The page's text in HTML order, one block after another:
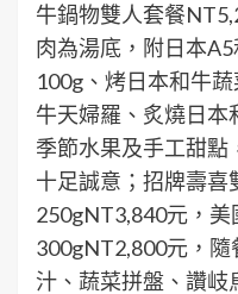
牛鍋物雙人套餐
肉為湯底，附日本
100g、烤日本和牛
牛天婦羅、炙燒日本
季節水果及手工甜點
十足誠意；招牌壽喜
250gNT3,840元，
300gNT2,800元，
汁、蔬菜拼盤、讚